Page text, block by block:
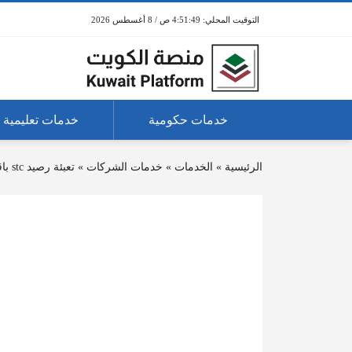
4:51:49 ص / 8 أغسطس 2026
خدمات حكومية خدمات تعليمية
الرئيسية » الخدمات » خدمات الشركات »تعبئة رصيد stc باقات go